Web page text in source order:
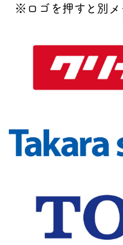
※ロゴを押すと別メ